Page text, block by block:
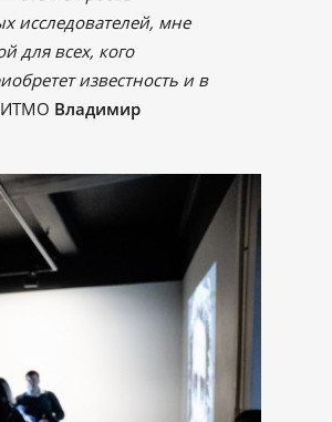
исследователей, мне
для всех, кого
известность и в
ИТМО Владимир